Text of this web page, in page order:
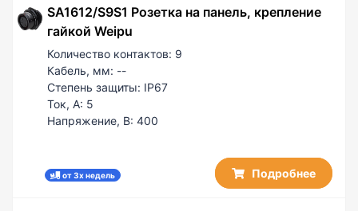
100
SA1612/S9S1 Розетка на панель, крепление
гайкой Weipu
Количество контактов: 9
Кабель, мм: --
Степень защиты: IP67
Ток, А: 5
Напряжение, В:400
от 3х недель Подробнее